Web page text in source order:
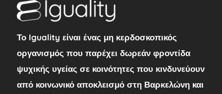
Το Iguality είναι ένας μη κερδοσκοπικός
οργανισμός που παρέχει δωρεάν φροντίδα
ψυχικής υγείας σε κοινότητες που κινδυνεύουν
από κοινωνικό αποκλεισμό στη Βαρκελώνη και